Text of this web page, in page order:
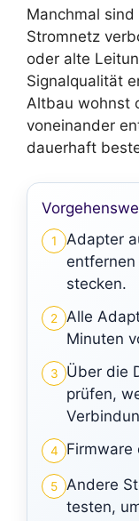
Manchmal
Stromnetz
oder alte
Signalqualität
Altbau wohnst
voneinander
dauerhaft
1
Adapter
stecken.
2
Alle
Minuten
3
Über die
prüfen,
4 Firmware
5
Andere
testen,